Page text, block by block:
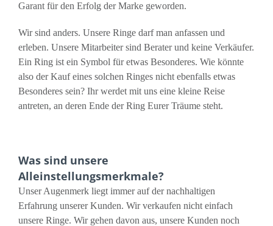
Garant für den Erfolg der Marke geworden.
Wir sind anders. Unsere Ringe darf man anfassen und
erleben. Unsere Mitarbeiter sind Berater und keine Verkäufer.
Ein Ring ist ein Symbol für etwas Besonderes. Wie könnte
also der Kauf eines solchen Ringes nicht ebenfalls etwas
Besonderes sein? Ihr werdet mit uns eine kleine Reise
antreten, an deren Ende der Ring Eurer Träume steht.
Was sind unsere
Alleinstellungsmerkmale?
Unser Augenmerk liegt immer auf der nachhaltigen
Erfahrung unserer Kunden. Wir verkaufen nicht einfach
unsere Ringe. Wir gehen davon aus, unsere Kunden noch